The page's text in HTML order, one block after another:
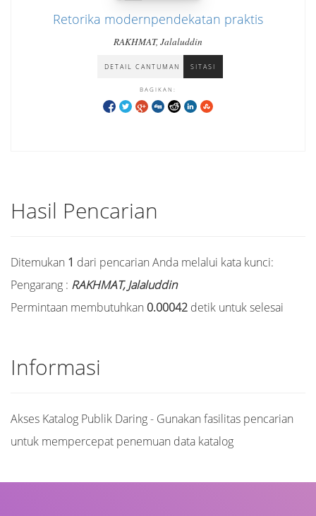
Retorika modernpendekatan praktis
RAKHMAT, Jalaluddin
DETAIL CANTUMAN SITASI
BAGIKAN:
Hasil Pencarian
Ditemukan 1 dari pencarian Anda melalui kata kunci:
Pengarang : RAKHMAT, Jalaluddin
Permintaan membutuhkan 0.00042 detik untuk selesai
Informasi
Akses Katalog Publik Daring - Gunakan fasilitas pencarian
untuk mempercepat penemuan data katalog